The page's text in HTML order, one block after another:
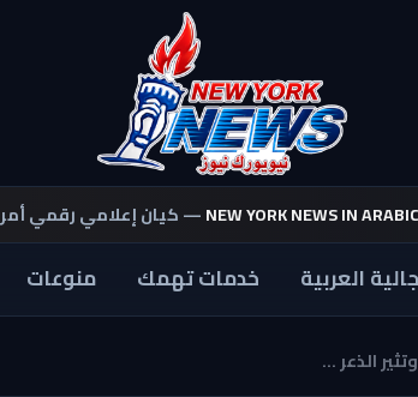
NEW YORK NEWS IN— كيان إعلامي رقمي
العربية خدمات تهمك منوعات
الذعر ...